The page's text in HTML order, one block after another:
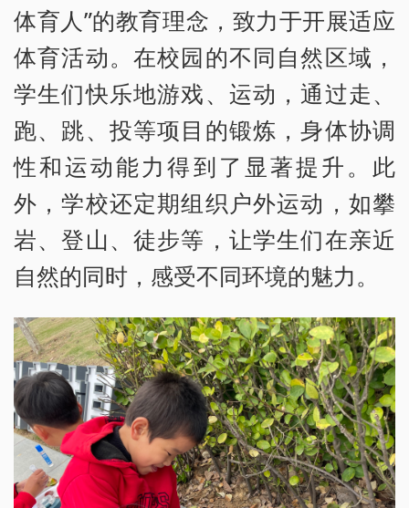
体育人”的教育理念，致力于开展适应
体育活动。在校园的不同自然区域，
学生们快乐地游戏、运动，通过走、
跑、跳、投等项目的锻炼，身体协调
性和运动能力得到了显著提升。此
外，学校还定期组织户外运动，如攀
岩、登山、徒步等，让学生们在亲近
自然的同时，感受不同环境的魅力。